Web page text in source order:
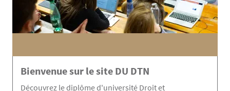
Bienvenue sur le site DU DTN
Découvrez le diplôme d'université Droit et